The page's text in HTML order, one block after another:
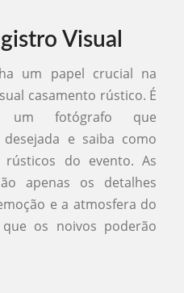
Visual
um papel crucial na
casamento rústico. É
um fotógrafo que
e saiba como
rústicos do evento. As
apenas os detalhes
e a atmosfera do
os noivos poderão